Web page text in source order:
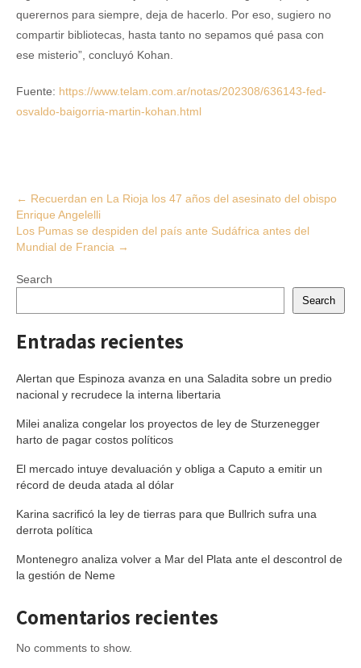
querernos para siempre, deja de hacerlo. Por eso, sugiero no
compartir bibliotecas, hasta tanto no sepamos qué pasa con
ese misterio”, concluyó Kohan.
Fuente: https://www.telam.com.ar/notas/202308/636143-fed-
osvaldo-baigorria-martin-kohan.html
Post
navigation
← Recuerdan en La Rioja los 47 años del asesinato del obispo
Enrique Angelelli
Los Pumas se despiden del país ante Sudáfrica antes del
Mundial de Francia →
Search
Search
Entradas recientes
Alertan que Espinoza avanza en una Saladita sobre un predio
nacional y recrudece la interna libertaria
Milei analiza congelar los proyectos de ley de Sturzenegger
harto de pagar costos políticos
El mercado intuye devaluación y obliga a Caputo a emitir un
récord de deuda atada al dólar
Karina sacrificó la ley de tierras para que Bullrich sufra una
derrota política
Montenegro analiza volver a Mar del Plata ante el descontrol de
la gestión de Neme
Comentarios recientes
No comments to show.